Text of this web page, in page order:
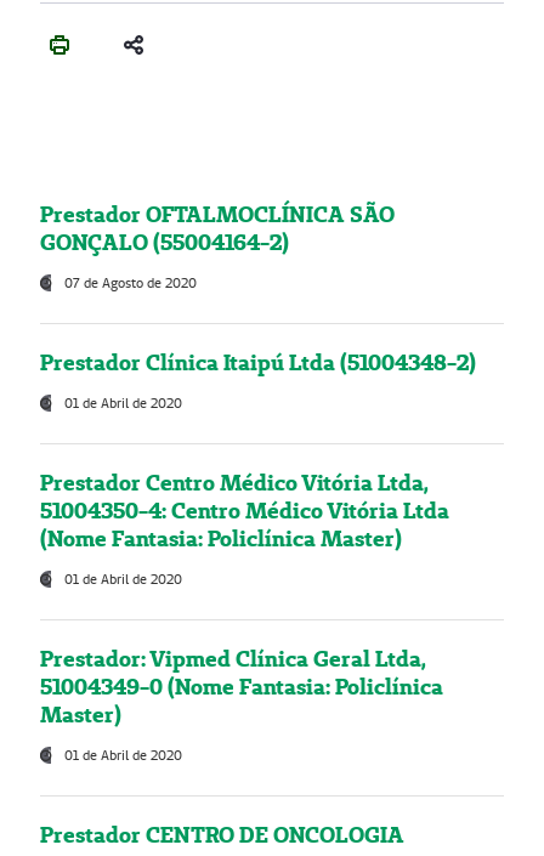
Prestador OFTALMOCLÍNICA SÃO
GONÇALO (55004164-2)
07 de Agosto de 2020
Prestador Clínica Itaipú Ltda (51004348-2)
01 de Abril de 2020
Prestador Centro Médico Vitória Ltda,
51004350-4: Centro Médico Vitória Ltda
(Nome Fantasia: Policlínica Master)
01 de Abril de 2020
Prestador: Vipmed Clínica Geral Ltda,
51004349-0 (Nome Fantasia: Policlínica
Master)
01 de Abril de 2020
Prestador CENTRO DE ONCOLOGIA